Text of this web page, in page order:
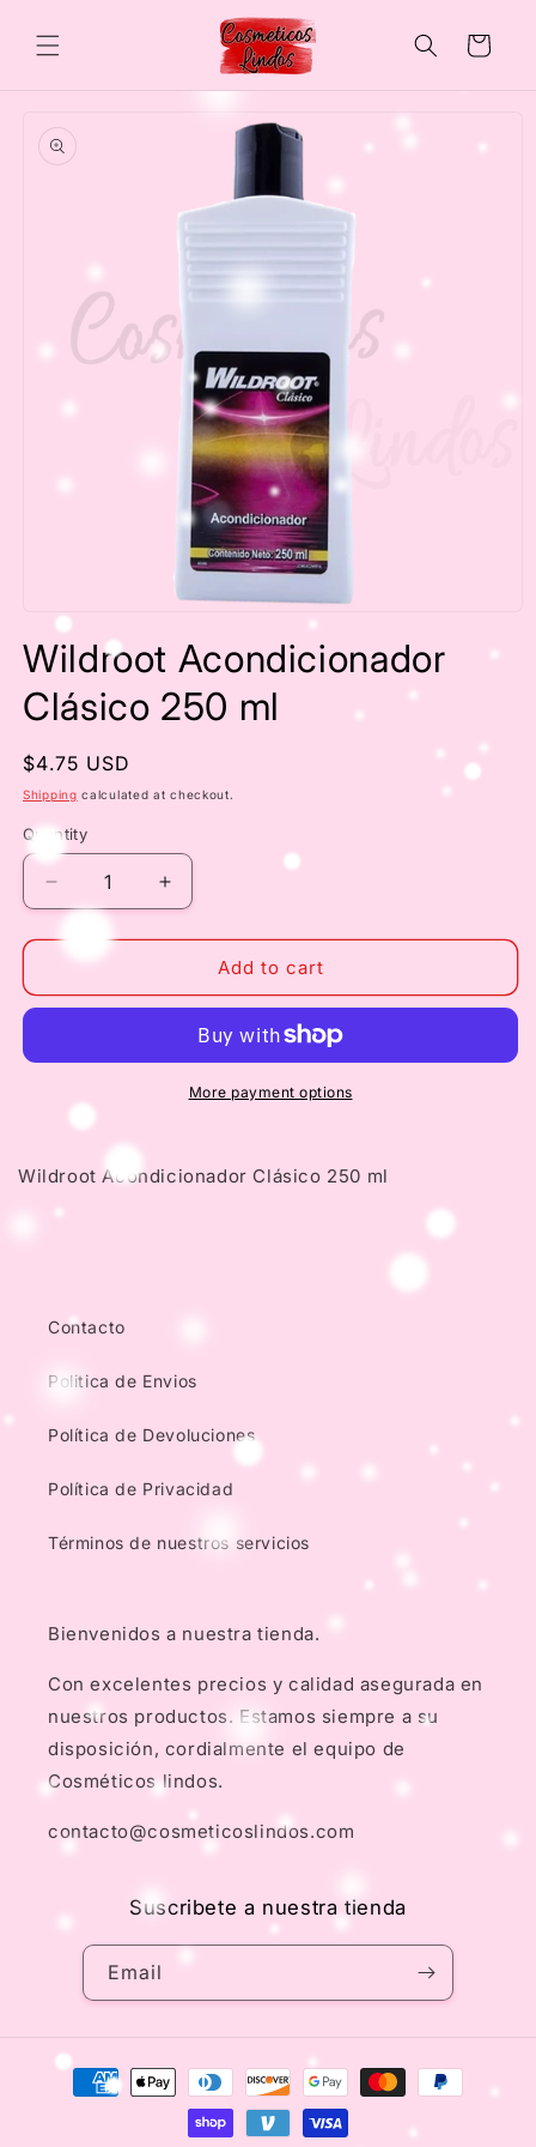
content
Cart
product
information
Open
media
1
in
modal
Wildroot Acondicionador
Clásico 250 ml
Regular
price
$4.75 USD
Shipping calculated at checkout.
Quantity
Decrease
quantity
for
Wildroot
Acondicionador
ml
Increase
quantity
for
Wildroot
Acondicionador
ml
Add to cart
More payment options
Wildroot Acondicionador Clásico 250 ml
Contacto
Politica de Envios
Política de Devoluciones
Política de Privacidad
Términos de nuestros servicios
Bienvenidos a nuestra tienda.
Con excelentes precios y calidad asegurada en
nuestros productos. Estamos siempre a su
disposición, cordialmente el equipo de
Cosméticos lindos.
contacto@cosmeticoslindos.com
Suscribete a nuestra tienda
Email
Payment
methods